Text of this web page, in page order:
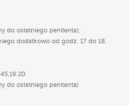
do ostatniego penitenta);
dodatkowo od godz. 17 do 18.
do ostatniego penitenta)